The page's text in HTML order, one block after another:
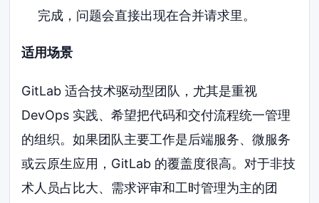
完成，问题会直接出现在合并请求里。
适用场景
GitLab 适合技术驱动型团队，尤其是重视
DevOps 实践、希望把代码和交付流程统一管理
的组织。如果团队主要工作是后端服务、微服务
或云原生应用，GitLab 的覆盖度很高。对于非技
术人员占比大、需求评审和工时管理为主的团